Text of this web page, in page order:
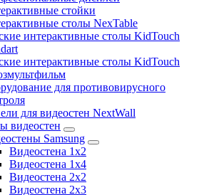
стойки
столы NexTable
интерактивные столы KidTouch
интерактивные столы KidTouch
для противовирусного
для видеостен NextWall
видеостен
Samsung
Видеостена 1x2
Видеостена 1x4
Видеостена 2x2
Видеостена 2х3